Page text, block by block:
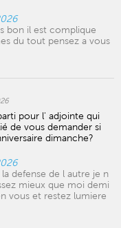
bon il est complique
du tout pensez a vous
pour l' adjointe qui
de vous demander si
dimanche?
defense de l autre je n
mieux que moi demi
vous et restez lumiere